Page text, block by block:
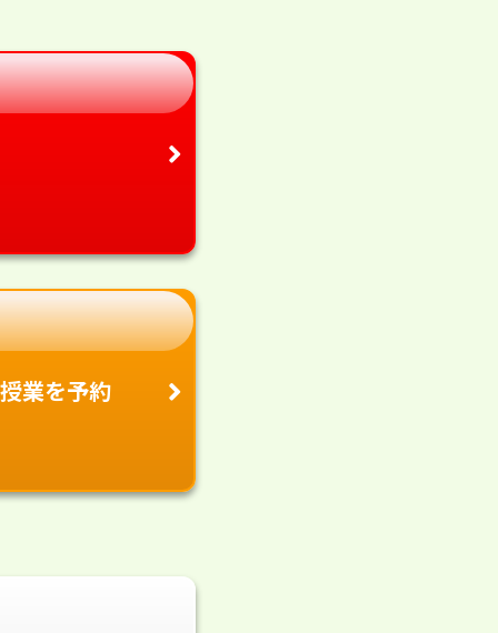
授業を予約